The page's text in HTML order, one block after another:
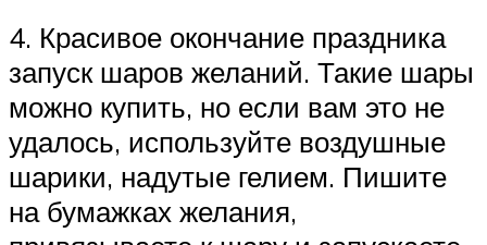
4. Красивое окончание праздника
запуск шаров желаний. Такие шары
можно купить, но если вам это не
удалось, используйте воздушные
шарики, надутые гелием. Пишите
на бумажках желания,